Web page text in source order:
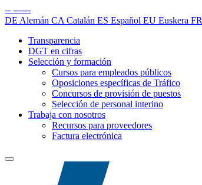
-- ------
DE Alemán CA Catalán ES Español EU Euskera FR
Transparencia
DGT en cifras
Selección y formación
Cursos para empleados públicos
Oposiciones específicas de Tráfico
Concursos de provisión de puestos
Selección de personal interino
Trabaja con nosotros
Recursos para proveedores
Factura electrónica